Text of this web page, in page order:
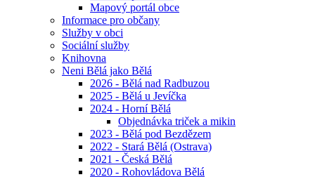
Mapový portál obce
Informace pro občany
Služby v obci
Sociální služby
Knihovna
Neni Bělá jako Bělá
2026 - Bělá nad Radbuzou
2025 - Bělá u Jevíčka
2024 - Horní Bělá
Objednávka triček a mikin
2023 - Bělá pod Bezdězem
2022 - Stará Bělá (Ostrava)
2021 - Česká Bělá
2020 - Rohovládova Bělá